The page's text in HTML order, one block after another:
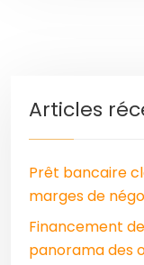
Articles
Prêt bancaire
marges de
Financement
panorama des